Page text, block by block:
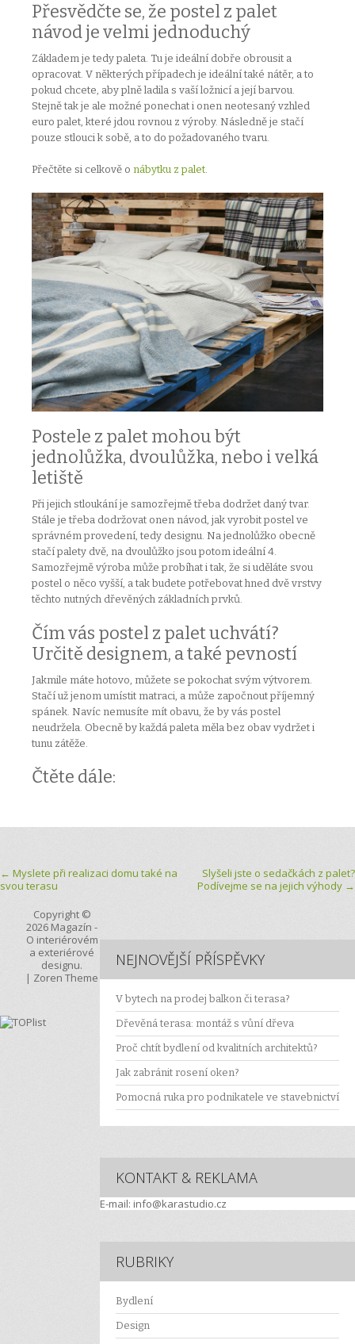
Přesvědčte se, že postel z palet
návod je velmi jednoduchý
Základem je tedy paleta. Tu je ideální dobře obrousit a
opracovat. V některých případech je ideální také nátěr, a to
pokud chcete, aby plně ladila s vaší ložnicí a její barvou.
Stejně tak je ale možné ponechat i onen neotesaný vzhled
euro palet, které jdou rovnou z výroby. Následně je stačí
pouze stlouci k sobě, a to do požadovaného tvaru.
Přečtěte si celkově o nábytku z palet
Postele z palet mohou být
jednolůžka, dvoulůžka, nebo i velká
letiště
Při jejich stloukání je samozřejmě třeba dodržet daný tvar.
Stále je třeba dodržovat onen návod, jak vyrobit postel ve
správném provedení, tedy designu. Na jednolůžko obecně
stačí palety dvě, na dvoulůžko jsou potom ideální 4.
Samozřejmě výroba může probíhat i tak, že si uděláte svou
postel o něco vyšší, a tak budete potřebovat hned dvě vrstvy
těchto nutných dřevěných základních prvků.
Čím vás postel z palet uchvátí?
Určitě designem, a také pevností
Jakmile máte hotovo, můžete se pokochat svým výtvorem.
Stačí už jenom umístit matraci, a může započnout příjemný
spánek. Navíc nemusíte mít obavu, že by vás postel
neudržela. Obecně by každá paleta měla bez obav vydržet i
tunu zátěže.
Čtěte dále:
Post navigation
← Myslete při realizaci domu také na
svou terasu
Slyšeli jste o sedačkách z palet?
Podívejme se na jejich výhody →
NEJNOVĚJŠÍ PŘÍSPĚVKY
V bytech na prodej balkon či terasa?
Dřevěná terasa: montáž s vůní dřeva
Proč chtít bydlení od kvalitních architektů?
Jak zabránit rosení oken?
Pomocná ruka pro podnikatele ve stavebnictví
KONTAKT & REKLAMA
E-mail: info@karastudio.cz
RUBRIKY
Bydlení
Design
Copyright ©
2026 Magazín -
O interiérovém
a exteriérové
designu.
| Zoren Theme